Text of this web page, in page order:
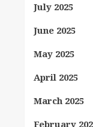
July 2025
June 2025
May 2025
April 2025
March 2025
February